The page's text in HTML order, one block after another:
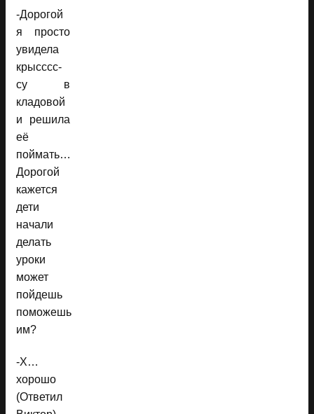
-Дорогой
я просто
увидела
крысссс-
су в
кладовой
и решила
её
поймать…
Дорогой
кажется
дети
начали
делать
уроки
может
пойдешь
поможешь
им?
-Х…
хорошо
(Ответил